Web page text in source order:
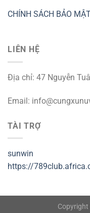
CHÍNH SÁCH BẢO
LIÊN HỆ
Địa chỉ: 47 Nguyễn
Email:
TÀI TRỢ
sunwin
https://